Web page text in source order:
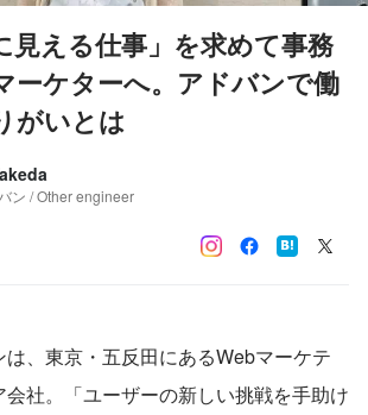
見える仕事」を求めて事務
ーケターへ。アドバンで働
がいとは
ン / Other engineer
、東京・五反田にあるWebマーケテ
会社。「ユーザーの新しい挑戦を手助け